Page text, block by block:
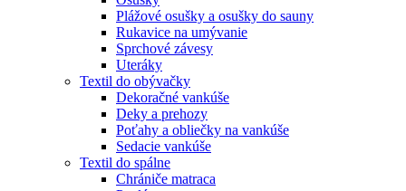
Plážové osušky a osušky do sauny
Rukavice na umývanie
Sprchové závesy
Uteráky
Textil do obývačky
Dekoračné vankúše
Deky a prehozy
Poťahy a obliečky na vankúše
Sedacie vankúše
Textil do spálne
Chrániče matraca